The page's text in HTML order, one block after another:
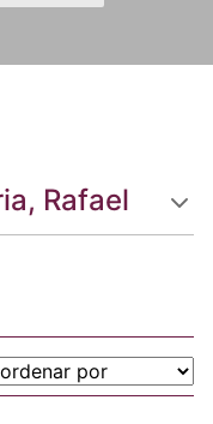
Rafael